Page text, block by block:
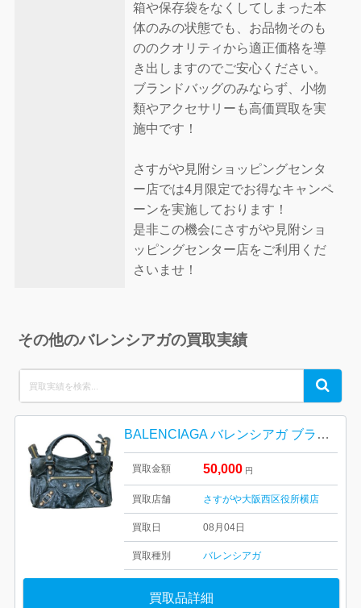
箱や保存袋をなくしてしまった本
体のみの状態でも、お品物そのも
ののクオリティから適正価格を導
き出しますのでご安心ください。
ブランドバッグのみならず、小物
類やアクセサリーも高価買取を実
施中です！
さすがや見附ショッピングセンタ
ー店では4月限定でお得なキャンペ
ーンを実施しております！
是非この機会にさすがや見附ショ
ッピングセンター店をご利用くだ
さいませ！
その他のバレンシアガの買取実績
for:
Search
BALENCIAGA バレンシアガ ブランド バッグ 鞄
買取金額 50,000 円
買取店舗 さすがや大阪西区役所横店
買取日 08月04日
買取種別 バレンシアガ
買取品詳細